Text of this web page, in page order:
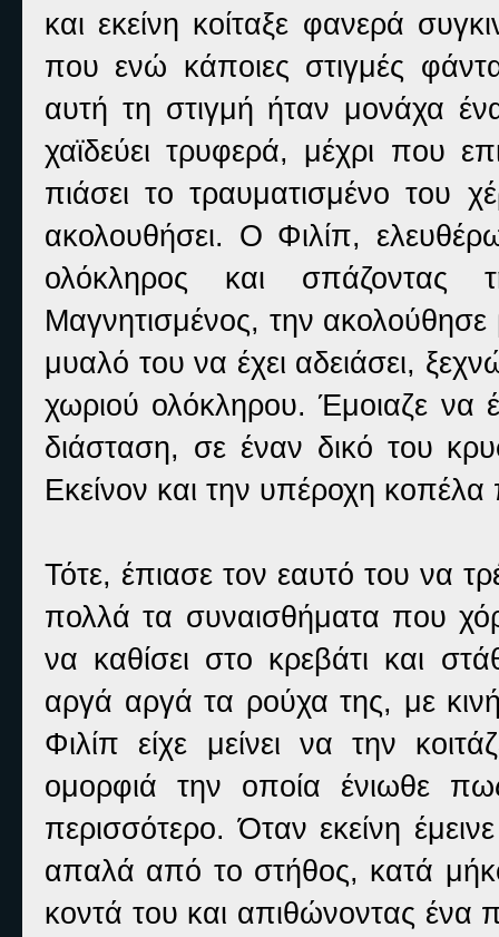
και εκείνη κοίταξε φανερά
που ενώ κάποιες στιγμές
αυτή τη στιγμή ήταν μονάχα
χαϊδεύει τρυφερά, μέχρι που
πιάσει το τραυματισμένο του
ακολουθήσει. Ο Φιλίπ,
ολόκληρος και σπάζοντας
Μαγνητισμένος, την
μυαλό του να έχει αδειάσει,
χωριού ολόκληρου. Έμοιαζε να
διάσταση, σε έναν δικό του
Εκείνον και την υπέροχη
Τότε, έπιασε τον εαυτό του να
πολλά τα συναισθήματα που
να καθίσει στο κρεβάτι και
αργά αργά τα ρούχα της, με
Φιλίπ είχε μείνει να την
ομορφιά την οποία ένιωθε
περισσότερο. Όταν εκείνη
απαλά από το στήθος, κατά
κοντά του και απιθώνοντας ένα